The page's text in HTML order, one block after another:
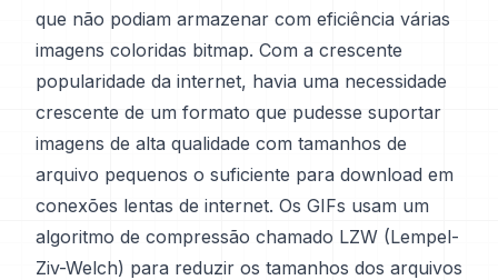
que não podiam armazenar com eficiência várias
imagens coloridas bitmap. Com a crescente
popularidade da internet, havia uma necessidade
crescente de um formato que pudesse suportar
imagens de alta qualidade com tamanhos de
arquivo pequenos o suficiente para download em
conexões lentas de internet. Os GIFs usam um
algoritmo de compressão chamado LZW (Lempel-
Ziv-Welch) para reduzir os tamanhos dos arquivos